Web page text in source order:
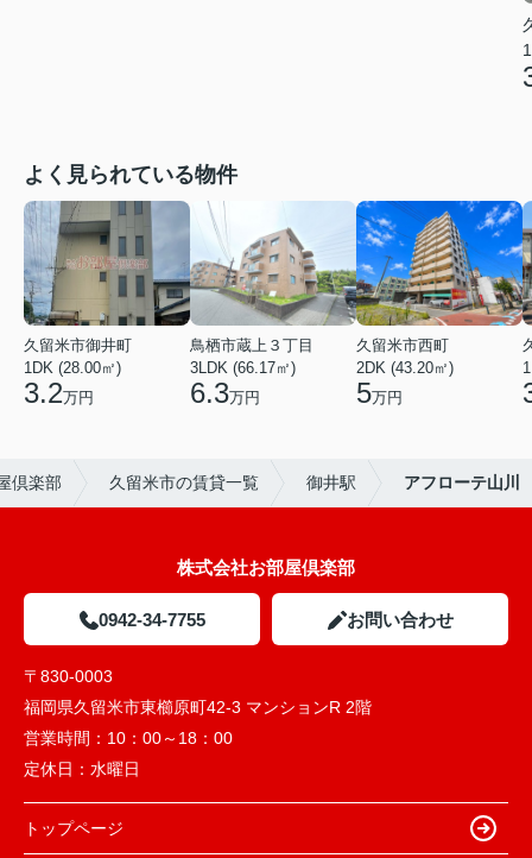
よく見られている物件
久留米市御井町
1DK (28.00㎡)
3.2万円
鳥栖市蔵上３丁目
3LDK (66.17㎡)
6.3万円
久留米市西町
2DK (43.20㎡)
5万円
倶楽部 久留米市の賃貸一覧 御井駅 アフローテ山川
株式会社お部屋倶楽部
0942-34-7755 お問い合わせ
〒830-0003
福岡県久留米市東櫛原町42-3 マンションR 2階
営業時間： 10：00～18：00
定休日： 水曜日
トップページ